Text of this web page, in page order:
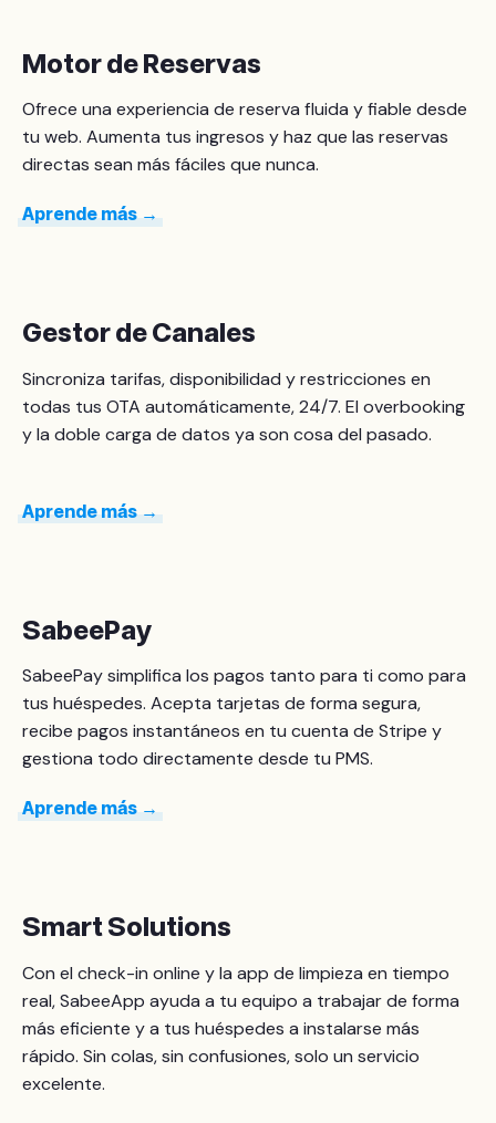
Motor de Reservas
Ofrece una experiencia de reserva fluida y fiable desde
tu web. Aumenta tus ingresos y haz que las reservas
directas sean más fáciles que nunca.
Aprende más →
Gestor de Canales
Sincroniza tarifas, disponibilidad y restricciones en
todas tus OTA automáticamente, 24/7. El overbooking
y la doble carga de datos ya son cosa del pasado.
Aprende más →
SabeePay
SabeePay simplifica los pagos tanto para ti como para
tus huéspedes. Acepta tarjetas de forma segura,
recibe pagos instantáneos en tu cuenta de Stripe y
gestiona todo directamente desde tu PMS.
Aprende más →
Smart Solutions
Con el check-in online y la app de limpieza en tiempo
real, SabeeApp ayuda a tu equipo a trabajar de forma
más eficiente y a tus huéspedes a instalarse más
rápido. Sin colas, sin confusiones, solo un servicio
excelente.